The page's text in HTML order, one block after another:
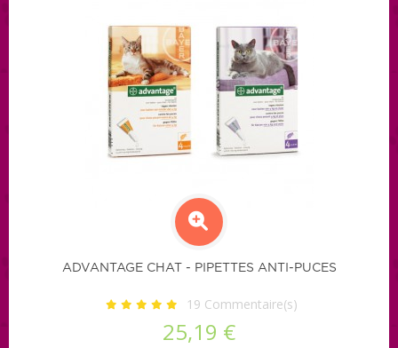
ADVANTAGE CHAT - PIPETTES ANTI-PUCES
19 Commentaire(s)
25,19 €